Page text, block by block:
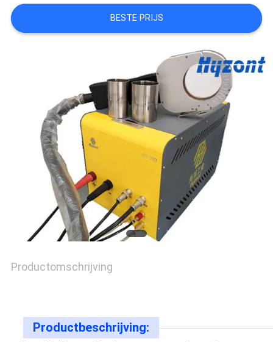
BESTE PRIJS
Productomschrijving
Productbeschrijving: